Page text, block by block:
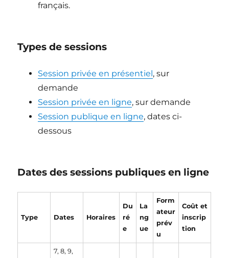
français.
Types de sessions
Session privée en présentiel, sur
demande
Session privée en ligne, sur demande
Session publique en ligne, dates ci-
dessous
Dates des sessions publiques en ligne
Type Dates Horaires
Du
ré
e
La
ng
ue
Form
ateur
prév
u
Coût et
inscrip
tion
7, 8, 9,